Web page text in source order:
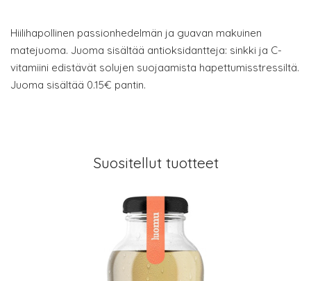
Hiilihapollinen passionhedelmän ja guavan makuinen
matejuoma. Juoma sisältää antioksidantteja: sinkki ja C-
vitamiini edistävät solujen suojaamista hapettumisstressiltä.
Juoma sisältää 0.15€ pantin.
Suositellut tuotteet